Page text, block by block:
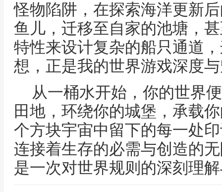
怪物陷阱，在探索海洋更新
鱼儿，迁移至自家的池塘，
特性来设计复杂的船只通道
想，正是我的世界游戏深度
从一桶水开始，你的世界
田地，环绕你的城堡，承载
个方块宇宙中留下的每一处
连接着生存的必需与创造的
是一次对世界规则的深刻理